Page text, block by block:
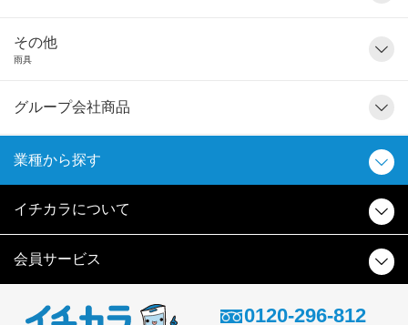
その他
雨具
グループ会社商品
業種から探す
イチカラについて
会員サービス
0120-296-812